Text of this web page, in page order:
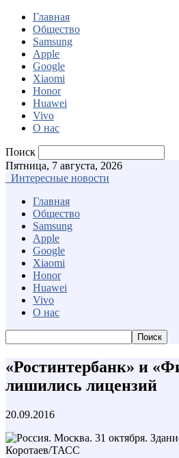
Главная
Общество
Samsung
Apple
Google
Xiaomi
Honor
Huawei
Vivo
О нас
Поиск
Пятница, 7 августа, 2026
Интересные новости
Главная
Общество
Samsung
Apple
Google
Xiaomi
Honor
Huawei
Vivo
О нас
«Ростинтербанк» и
лишились лицензий
20.09.2016